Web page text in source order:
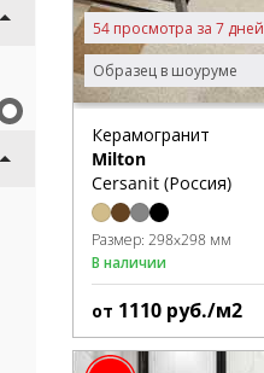
Образец в шоуруме
54 просмотра за 7 дней
Керамогранит
Milton
Cersanit (Россия)
Размер: 298x298 мм
В наличии
от 1110 руб./м2